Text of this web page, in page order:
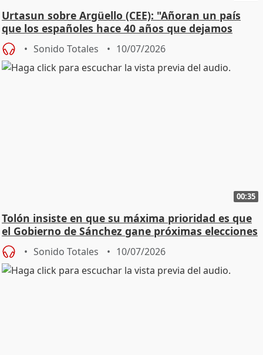
Urtasun sobre Argüello (CEE): "Añoran un país
que los españoles hace 40 años que dejamos
atrás"
Sonido Totales 10/07/2026
00:35
Tolón insiste en que su máxima prioridad es que
el Gobierno de Sánchez gane próximas elecciones
Sonido Totales 10/07/2026